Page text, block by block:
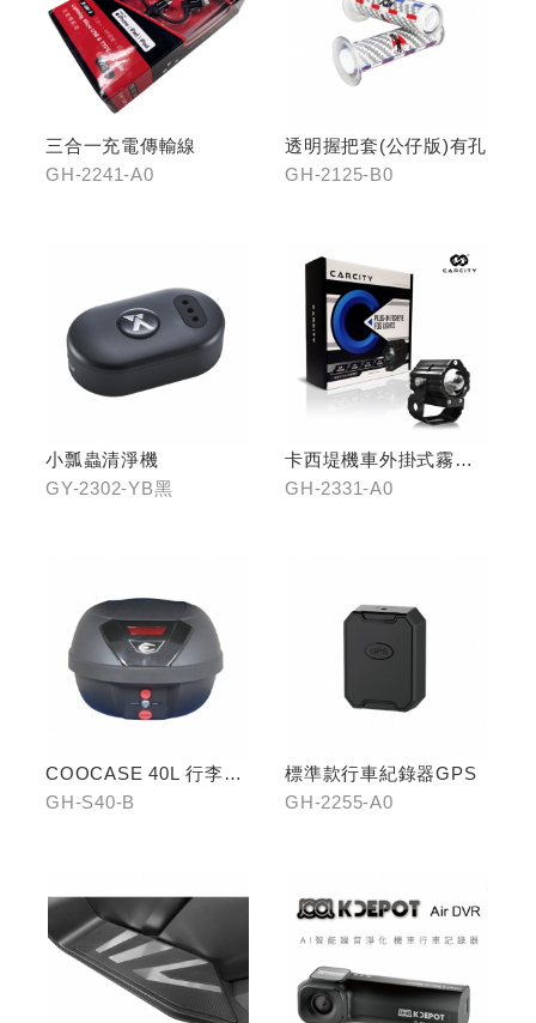
三合一充電傳輸線
GH-2241-A0
透明握把套(公仔版)有孔
GH-2125-B0
小瓢蟲清淨機
GY-2302-YB黑
卡西堤機車外掛式霧燈
組(雙燈)
GH-2331-A0
COOCASE 40L 行李箱(
黑)
GH-S40-B
標準款行車紀錄器GPS
GH-2255-A0